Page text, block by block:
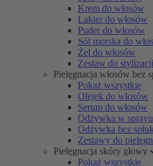
Krem do włosów
Lakier do włosów
Puder do włosów
Sól morska do
Żel do włosów
Zestaw do
Pielęgnacja włosów bez
Pokaż wszystkie
Olejek do włosów
Serum do włosów
Odżywka w sprayu
Odżywka bez
Zestawy do
Pielęgnacja skóry głowy
Pokaż wszystkie